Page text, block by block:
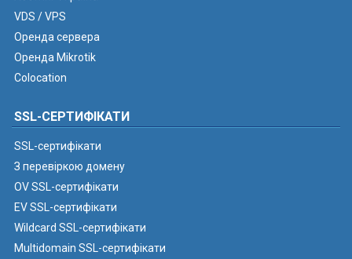
VDS / VPS
Оренда сервера
Оренда Mikrotik
Colocation
SSL-СЕРТИФІКАТИ
SSL-сертифікати
З перевіркою домену
OV SSL-сертифікати
EV SSL-сертифікати
Wildcard SSL-сертифікати
Multidomain SSL-сертифікати